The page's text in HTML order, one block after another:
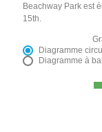
Beachway Park est
15th.
Diagramme
Diagramme à